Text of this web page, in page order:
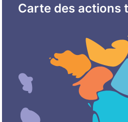
Carte des actions